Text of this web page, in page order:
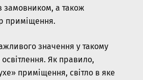
замовником, а також
приміщення.
значення у такому
Як правило,
приміщення, світло в яке